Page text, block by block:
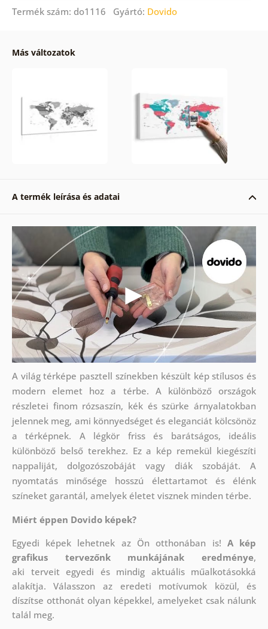
Termék szám: do1116 Gyártó: Dovido
Más változatok
A termék leírása és adatai
A világ térképe pasztell színekben készült kép stílusos és
modern elemet hoz a térbe. A különböző országok
részletei finom rózsaszín, kék és szürke árnyalatokban
jelennek meg, ami könnyedséget és eleganciát kölcsönöz
a térképnek. A légkör friss és barátságos, ideális
különböző belső terekhez. Ez a kép remekül kiegészíti
nappaliját, dolgozószobáját vagy diák szobáját. A
nyomtatás minősége hosszú élettartamot és élénk
színeket garantál, amelyek életet visznek minden térbe.
Miért éppen Dovido képek?
Egyedi képek lehetnek az Ön otthonában is! A kép
grafikus tervezőnk munkájának eredménye,
aki terveit egyedi és mindig aktuális műalkotásokká
alakítja. Válasszon az eredeti motívumok közül, és
díszítse otthonát olyan képekkel, amelyeket csak nálunk
talál meg.